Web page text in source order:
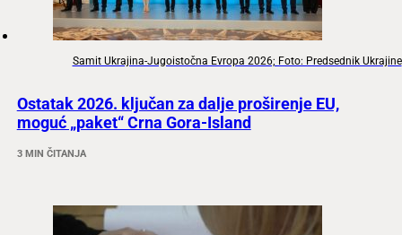
Samit Ukrajina-Jugoistočna Evropa 2026; Foto: Predsednik Ukrajine
Ostatak 2026. ključan za dalje proširenje EU,
moguć „paket“ Crna Gora-Island
3 MIN ČITANJA